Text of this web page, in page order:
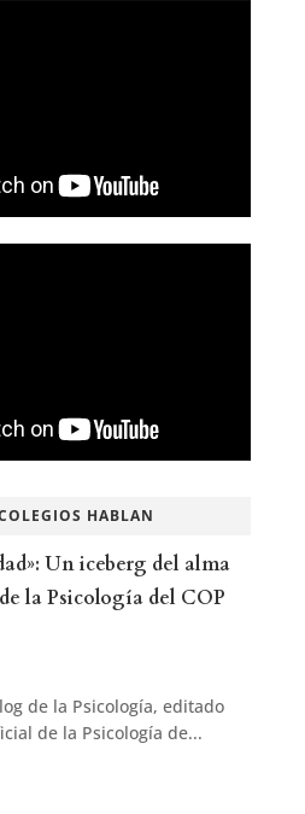
HABLAN
Un iceberg del alma
la Psicología del COP
de la Psicología, editado
de la Psicología de...